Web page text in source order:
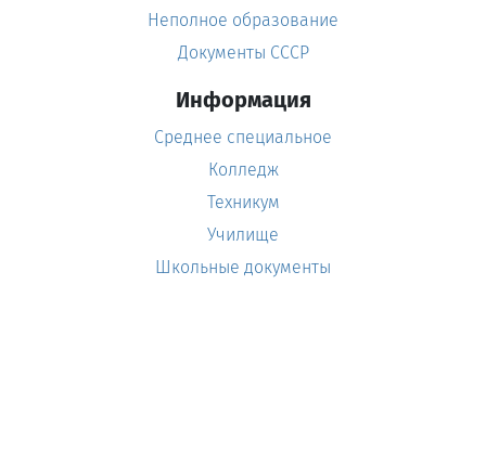
Неполное образование
Документы СССР
Информация
Среднее специальное
Колледж
Техникум
Училище
Школьные документы